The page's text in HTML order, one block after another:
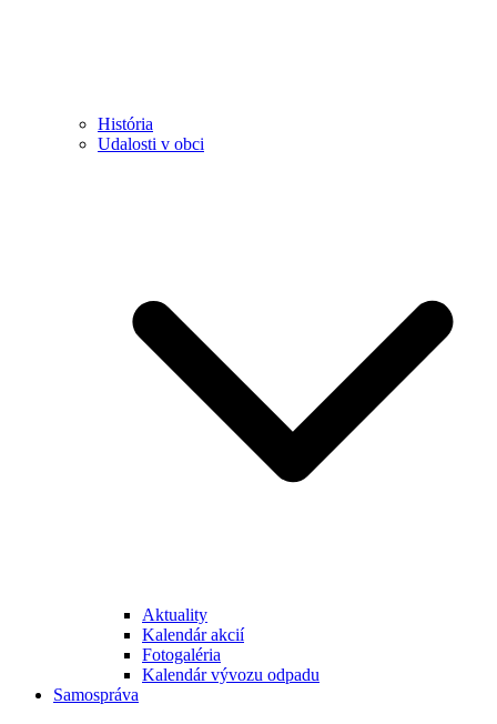
História
Udalosti v obci
Aktuality
Kalendár akcií
Fotogaléria
Kalendár vývozu odpadu
Samospráva